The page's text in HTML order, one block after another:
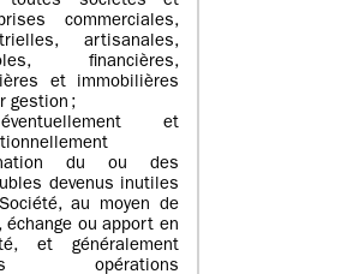
commerciales,
artisanales,
financières,
et immobilières
gestion ;
et
du ou des
devenus inutiles
au moyen de
échange ou apport en
et généralement
opérations